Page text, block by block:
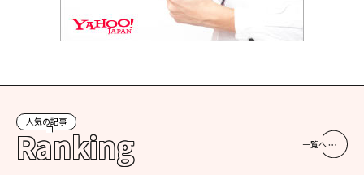
人気の記事
Ranking 一覧へ